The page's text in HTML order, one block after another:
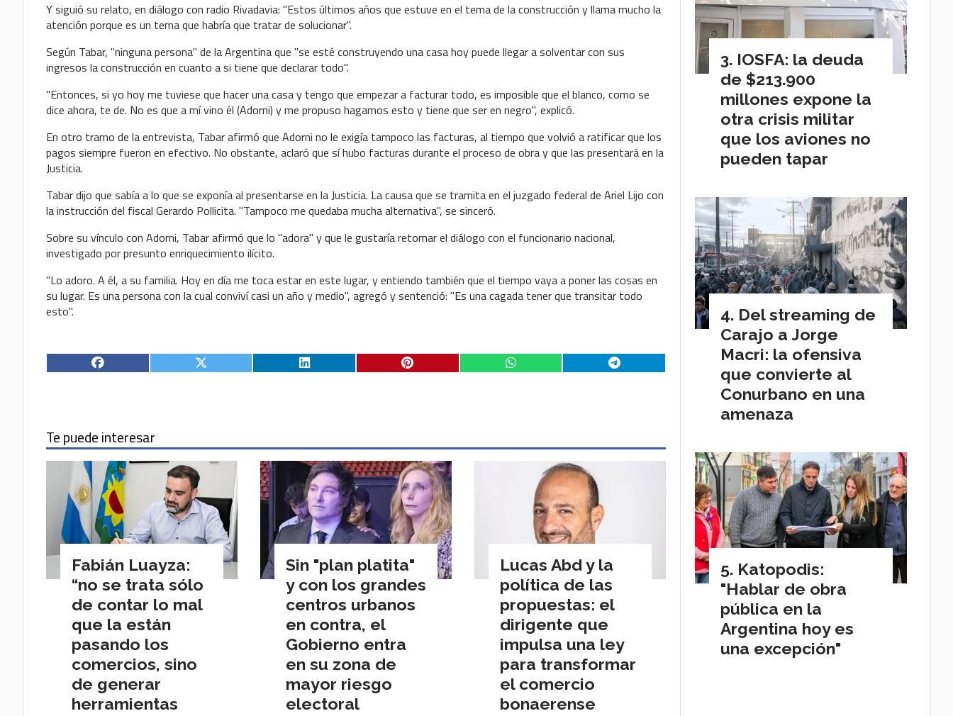
Y siguió su relato, en diálogo con radio Rivadavia: "Estos últimos años que estuve en el tema de la construcción y llama mucho la
atención porque es un tema que habría que tratar de solucionar".
Según Tabar, "ninguna persona" de la Argentina que "se esté construyendo una casa hoy puede llegar a solventar con sus
ingresos la construcción en cuanto a si tiene que declarar todo".
"Entonces, si yo hoy me tuviese que hacer una casa y tengo que empezar a facturar todo, es imposible que el blanco, como se
dice ahora, te de. No es que a mí vino él (Adorni) y me propuso hagamos esto y tiene que ser en negro", explicó.
En otro tramo de la entrevista, Tabar afirmó que Adorni no le exigía tampoco las facturas, al tiempo que volvió a ratificar que los
pagos siempre fueron en efectivo. No obstante, aclaró que sí hubo facturas durante el proceso de obra y que las presentará en la
Justicia.
Tabar dijo que sabía a lo que se exponía al presentarse en la Justicia. La causa que se tramita en el juzgado federal de Ariel Lijo con
la instrucción del fiscal Gerardo Pollicita. "Tampoco me quedaba mucha alternativa", se sinceró.
Sobre su vínculo con Adorni, Tabar afirmó que lo "adora" y que le gustaría retomar el diálogo con el funcionario nacional,
investigado por presunto enriquecimiento ilícito.
"Lo adoro. A él, a su familia. Hoy en día me toca estar en este lugar, y entiendo también que el tiempo vaya a poner las cosas en
su lugar. Es una persona con la cual conviví casi un año y medio", agregó y sentenció: "Es una cagada tener que transitar todo
esto".
Te puede interesar
Fabián Luayza:
“no se trata sólo
de contar lo mal
que la están
pasando los
comercios, sino
de generar
herramientas
Sin "plan platita"
y con los grandes
centros urbanos
en contra, el
Gobierno entra
en su zona de
mayor riesgo
electoral
Lucas Abd y la
política de las
propuestas: el
dirigente que
impulsa una ley
para transformar
el comercio
bonaerense
IOSFA: la deuda
de $213.900
millones expone la
otra crisis militar
que los aviones no
pueden tapar
Del streaming de
Carajo a Jorge
Macri: la ofensiva
que convierte al
Conurbano en una
amenaza
Katopodis:
"Hablar de obra
pública en la
Argentina hoy es
una excepción"